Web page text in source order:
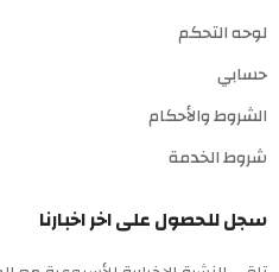
لوحه التحكم
حسابي
الشروط والأحكام
شروط الخدمة
سجل للحصول على اخر اخبارنا